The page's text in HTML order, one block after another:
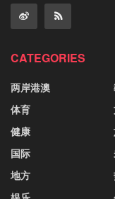
CATEGORIES
两岸港澳
体育
健康
国际
地方